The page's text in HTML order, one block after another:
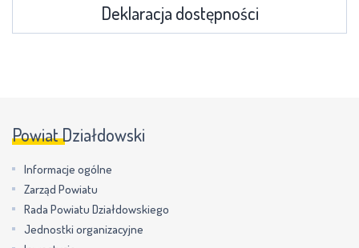
Deklaracja dostępności
Powiat Działdowski
Informacje ogólne
Zarząd Powiatu
Rada Powiatu Działdowskiego
Jednostki organizacyjne